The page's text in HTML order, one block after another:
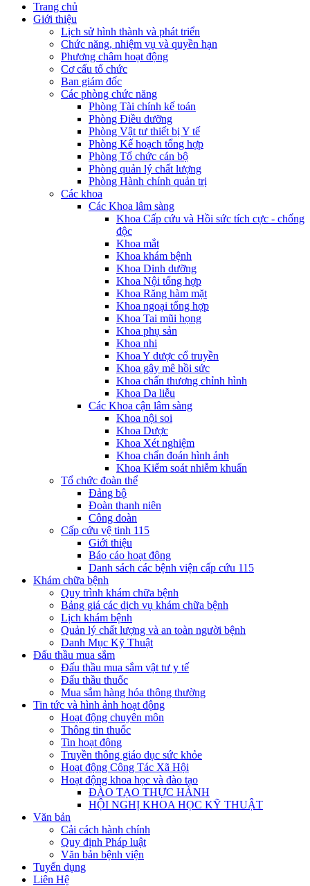
Trang chủ
Giới thiệu
Lịch sử hình thành và phát triển
Chức năng, nhiệm vụ và quyền hạn
Phương châm hoạt động
Cơ cấu tổ chức
Ban giám đốc
Các phòng chức năng
Phòng Tài chính kế toán
Phòng Điều dưỡng
Phòng Vật tư thiết bị Y tế
Phòng Kế hoạch tổng hợp
Phòng Tổ chức cán bộ
Phòng quản lý chất lượng
Phòng Hành chính quản trị
Các khoa
Các Khoa lâm sàng
Khoa Cấp cứu và Hồi sức tích cực - chống
độc
Khoa mắt
Khoa khám bệnh
Khoa Dinh dưỡng
Khoa Nội tổng hợp
Khoa Răng hàm mặt
Khoa ngoại tổng hợp
Khoa Tai mũi họng
Khoa phụ sản
Khoa nhi
Khoa Y dược cổ truyền
Khoa gây mê hồi sức
Khoa chấn thương chỉnh hình
Khoa Da liễu
Các Khoa cận lâm sàng
Khoa nội soi
Khoa Dược
Khoa Xét nghiệm
Khoa chẩn đoán hình ảnh
Khoa Kiểm soát nhiễm khuẩn
Tổ chức đoàn thể
Đảng bộ
Đoàn thanh niên
Công đoàn
Cấp cứu vệ tinh 115
Giới thiệu
Báo cáo hoạt động
Danh sách các bệnh viện cấp cứu 115
Khám chữa bệnh
Quy trình khám chữa bệnh
Bảng giá các dịch vụ khám chữa bệnh
Lịch khám bệnh
Quản lý chất lượng và an toàn người bệnh
Danh Mục Kỹ Thuật
Đấu thầu mua sắm
Đấu thầu mua sắm vật tư y tế
Đấu thầu thuốc
Mua sắm hàng hóa thông thường
Tin tức và hình ảnh hoạt động
Hoạt động chuyên môn
Thông tin thuốc
Tin hoạt động
Truyền thông giáo dục sức khỏe
Hoạt động Công Tác Xã Hội
Hoạt động khoa học và đào tạo
ĐÀO TẠO THỰC HÀNH
HỘI NGHỊ KHOA HỌC KỸ THUẬT
Văn bản
Cải cách hành chính
Quy định Pháp luật
Văn bản bệnh viện
Tuyển dụng
Liên Hệ